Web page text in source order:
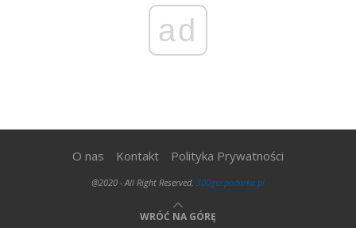
ad
O nas Kontakt Polityka Prywatności
@2020 - All Right Reserved. 300gospodarka.pl
WRÓĆ NA GÓRĘ